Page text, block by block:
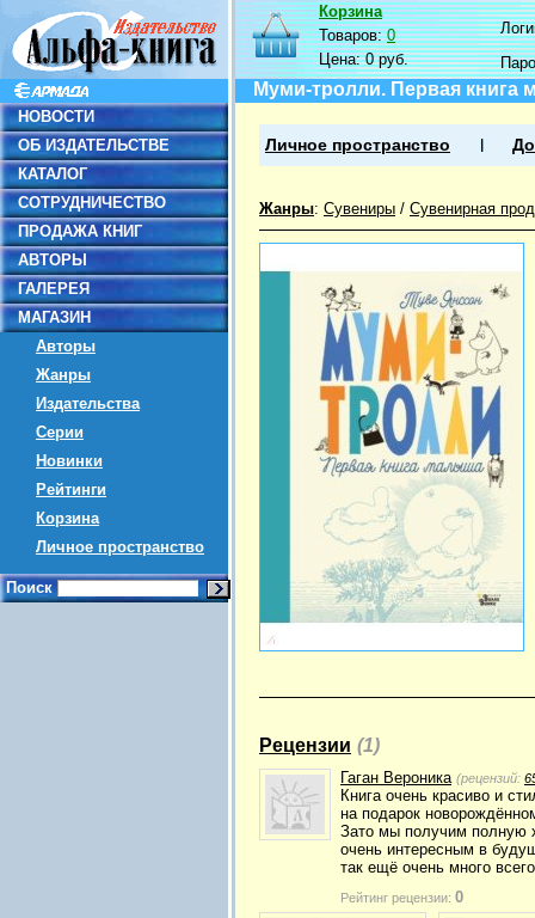
НОВОСТИ
ОБ ИЗДАТЕЛЬСТВЕ
КАТАЛОГ
СОТРУДНИЧЕСТВО
ПРОДАЖА КНИГ
АВТОРЫ
ГАЛЕРЕЯ
МАГАЗИН
Авторы
Жанры
Издательства
Серии
Новинки
Рейтинги
Корзина
Личное пространство
Поиск
Корзина
Товаров:0
Цена:0 руб.
Муми-тролли. Первая книга
Личное пространство
Жанры: Сувениры / Сувенирная
Рецензии (1)
Гаган Вероника (рецензий:
Книга очень красиво и
на подарок
Зато мы получим полную
очень интересным в
так ещё очень много
Рейтинг рецензии: 0